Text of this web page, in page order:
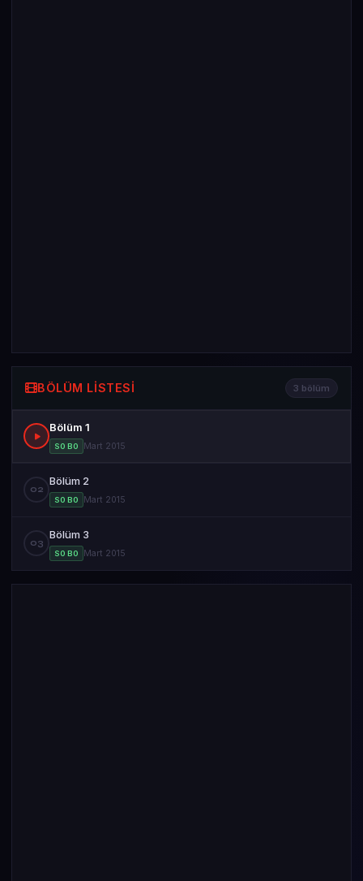
BÖLÜM LISTESI 3 bölüm
Bölüm 1
S0 B0 Mart 2015
02
Bölüm 2
S0 B0 Mart 2015
03
Bölüm 3
S0 B0 Mart 2015